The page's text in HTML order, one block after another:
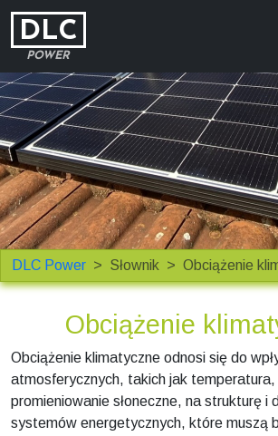
DLC
POWER
DLC Power Słownik Obciążenie
Obciążenie
Obciążenie klimatyczne odnosi się do
atmosferycznych, takich jak
promieniowanie słoneczne, na strukturę i
systemów energetycznych, które muszą